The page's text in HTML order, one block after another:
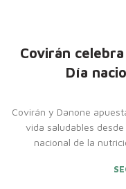
Covirán
Día
Covirán y Danone
vida saludables
nacional de la